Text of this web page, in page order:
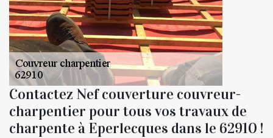
Contactez Nef couverture couvreur-
charpentier pour tous vos travaux de
charpente à Eperlecques dans le 62910 !